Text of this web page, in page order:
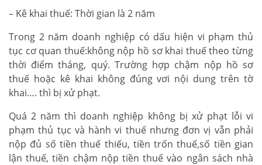
– Kê khai thuế: Thời gian là 2 năm
Trong 2 năm doanh nghiệp có dấu hiện vi phạm thủ
tục cơ quan thuế:không nộp hồ sơ khai thuế theo từng
thời điểm tháng, quý. Trường hợp chậm nộp hồ sơ
thuế hoặc kê khai không đúng vơi nội dung trên tờ
khai…. thì bị xử phạt.
Quá 2 năm thì doanh nghiệp không bị xử phạt lỗi vi
phạm thủ tục và hành vi thuế nhưng đơn vị vẫn phải
nộp đủ số tiền thuế thiếu, tiền trốn thuế,số tiền gian
lận thuế, tiền chậm nộp tiền thuế vào ngân sách nhà